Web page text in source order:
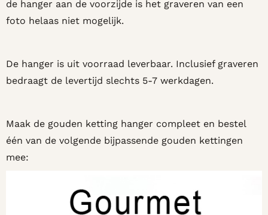
de hanger aan de voorzijde is het graveren van een
foto helaas niet mogelijk.
De hanger is uit voorraad leverbaar. Inclusief graveren
bedraagt de levertijd slechts 5-7 werkdagen.
Maak de gouden ketting hanger compleet en bestel
één van de volgende bijpassende gouden kettingen
mee: